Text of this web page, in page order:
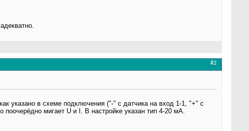
#2
указано в схеме подключения ("-" с датчика на вход 1-1, "+" с
мигает U и I. В настройке указан тип 4-20 мА.